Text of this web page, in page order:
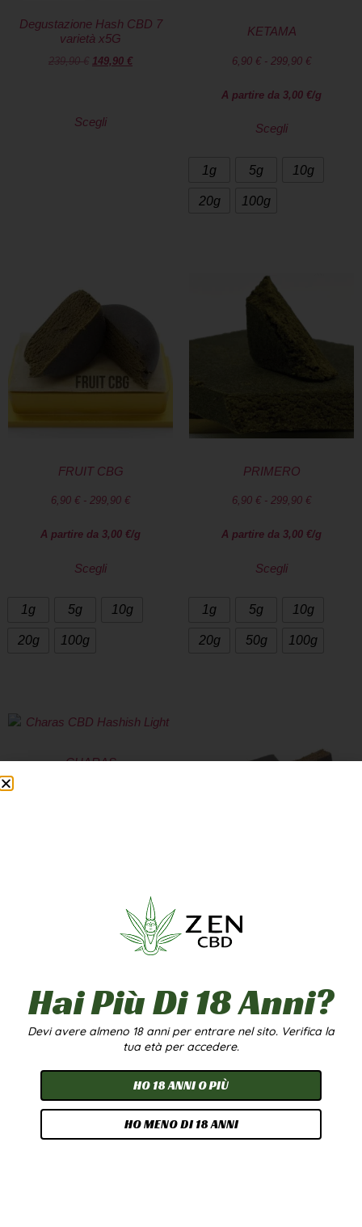
Degustazione Hash CBD 7
varietà x5G
239,90€ 149,90 €
Scegli
KETAMA
6,90 € - 299,90 €
A partire da 3,00 €/g
Scegli
1g 5g 10g
20g 100g
FRUIT CBG
6,90 € - 299,90 €
A partire da 3,00 €/g
Scegli
1g 5g 10g
20g 100g
PRIMERO
6,90 € - 299,90 €
A partire da 3,00 €/g
Scegli
1g 5g 10g
20g 50g 100g
CHARAS
Scegli
1g
Hai Più Di 18 Anni?
Devi avere almeno 18 anni per entrare nel sito. Verifica la
tua età per accedere.
HO 18 ANNI O PIÙ
HO MENO DI 18 ANNI